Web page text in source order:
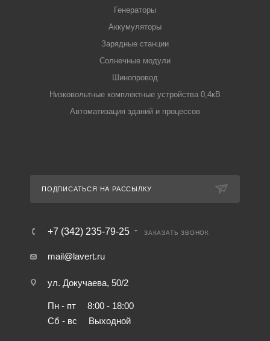
Генераторы
Аккумуляторы
Зарядные станции
Солнечные модули
Шинопровод
Низковольтные комплектные устройства 0,4кВ
Автоматизация зданий и процессов
ПОДПИСАТЬСЯ НА РАССЫЛКУ
+7 (342) 235-79-25 ЗАКАЗАТЬ ЗВОНОК
mail@lavert.ru
ул. Докучаева, 50/2
Пн - пт
8:00 - 18:00
Сб - вс
Выходной